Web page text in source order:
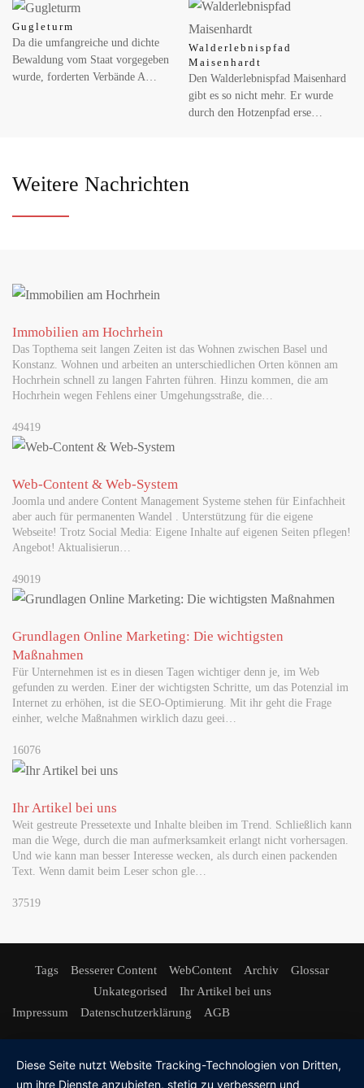
Gugleturm
Da die umfangreiche und dichte
Bewaldung vom Staat vorgegeben
wurde, forderten Verbände A…
Walderlebnispfad
Maisenhardt
Den Walderlebnispfad Maisenhard
gibt es so nicht mehr. Er wurde
durch den Hotzenpfad erse…
Weitere Nachrichten
Immobilien am Hochrhein
Das Topthema seit langen Zeiten ist das Wohnen zwischen Basel und
Konstanz. Wohnen und arbeiten an unterschiedlichen Orten können am
Hochrhein schnell zu langen Fahrten führen. Hinzu kommen, die am
Hochrhein wegen Fehlens einer Umgehungsstraße, die…
49419
Web-Content & Web-System
Joomla und andere Content Management Systeme stehen für Einfachheit
aber auch für permanenten Wandel . Unterstützung für die eigene
Webseite! Trotz Social Media: Eigene Inhalte auf eigenen Seiten pflegen!
Angebot! Aktualisierun…
49019
Grundlagen Online Marketing: Die wichtigsten
Maßnahmen
Für Unternehmen ist es in diesen Tagen wichtiger denn je, im Web
gefunden zu werden. Einer der wichtigsten Schritte, um das Potenzial im
Internet zu erhöhen, ist die SEO-Optimierung. Mit ihr geht die Frage
einher, welche Maßnahmen wirklich dazu geei…
16076
Ihr Artikel bei uns
Weit gestreute Pressetexte und Inhalte bleiben im Trend. Schließlich kann
man die Wege, durch die man aufmerksamkeit erlangt nicht vorhersagen.
Und wie kann man besser Interesse wecken, als durch einen packenden
Text. Wenn damit beim Leser schon gle…
37519
Tags Besserer Content WebContent Archiv
Glossar
Unkategorised
Ihr Artikel bei uns
Impressum
Datenschutzerklärung AGB
Diese Seite nutzt Website Tracking-Technologien von Dritten,
um ihre Dienste anzubieten, stetig zu verbessern und